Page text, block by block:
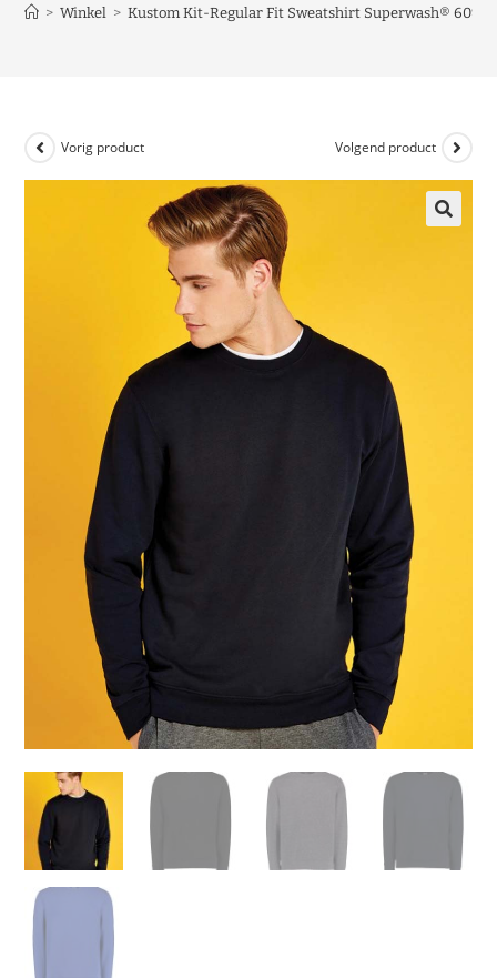
> Winkel > Kustom Kit-Regular Fit Sweatshirt Superwash® 60º –
Vorig product Volgend product